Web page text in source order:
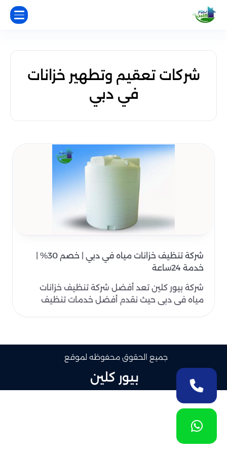
شركات تعقيم وتطهير خزانات
في دبي
شركة تنظيف خزانات مياه في دبي | خصم 30% |
خدمة 24ساعة
شركة بيور كلين تعد أفضل شركة تنظيف خزانات
مياه في دبي حيث نقدم أفضل خدمات تنظيف
جميع الحقوق محفوظه لموقع
بيور كلين